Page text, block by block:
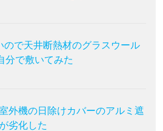
ので天井断熱材のグラスウール
分で敷いてみた
外機の日除けカバーのアルミ遮
劣化した